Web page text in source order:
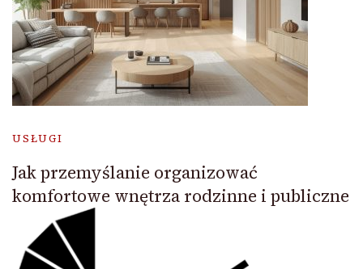
USŁUGI
Jak przemyślanie organizować
komfortowe wnętrza rodzinne i publiczne